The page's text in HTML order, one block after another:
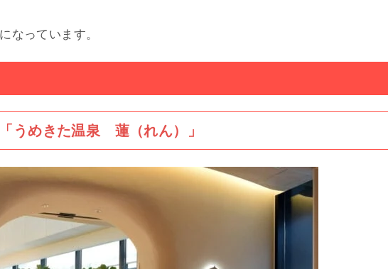
なっています。
うめきた温泉 蓮（れん）」